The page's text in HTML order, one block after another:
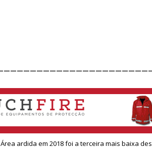
Área ardida em 2018 foi a terceira mais baixa